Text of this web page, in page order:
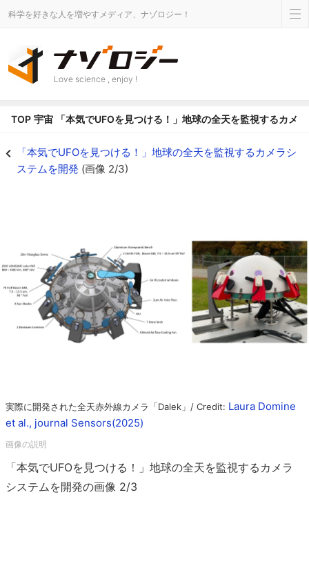
科学を好きな人を増やすメディア、ナゾロジー！
Love science , enjoy !
TOP 宇宙 「本気でUFOを見つける！」地球の全天を監視するカメ
「本気でUFOを見つける！」地球の全天を監視するカメラシ
ステムを開発 (画像 2/3)
実際に開発された全天赤外線カメラ「Dalek」/ Credit: Laura Domine
et al., journal Sensors(2025)
「本気でUFOを見つける！」地球の全天を監視するカメラ
システムを開発の画像 2/3